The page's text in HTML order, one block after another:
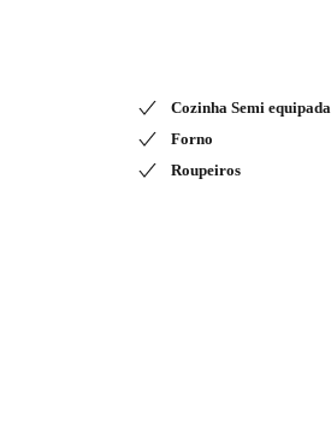
Cozinha Semi equipada
Forno
Roupeiros